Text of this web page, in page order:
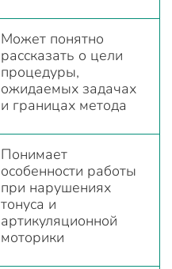
Может понятно
рассказать о цели
процедуры,
ожидаемых задачах
и границах метода
Понимает
особенности работы
при нарушениях
тонуса и
артикуляционной
моторики